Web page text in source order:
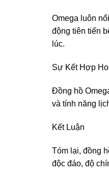
Omega luôn
động tiên tiến
lúc.
Sự Kết Hợp
Đồng hồ
và tính năng
Kết Luận
Tóm lại, đồng
độc đáo, độ